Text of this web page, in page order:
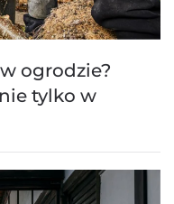
ogrodzie?
tylko w